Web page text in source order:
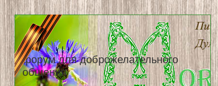
форум для доброжелательного
общения